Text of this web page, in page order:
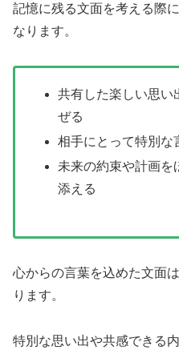
記憶に残る文面を考える際
なります。
共有した楽しい思い
ぜる
相手にとって特別な
未来の約束や計画を
添える
心からの言葉を込めた文面
ります。
特別な思い出や共感できる